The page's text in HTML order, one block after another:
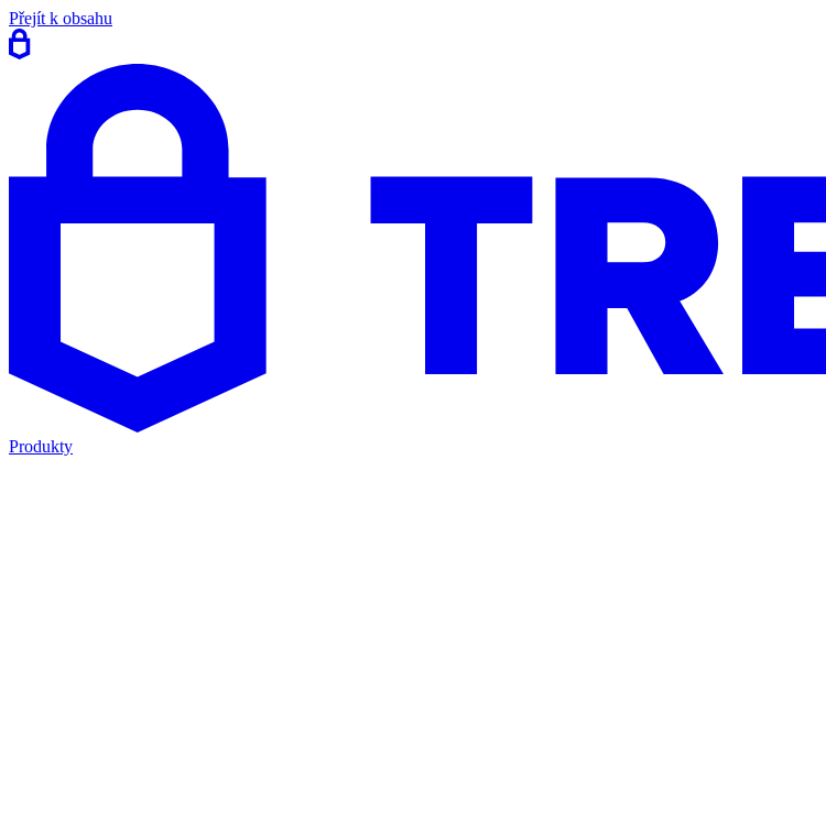
Přejít k obsahu
Produkty